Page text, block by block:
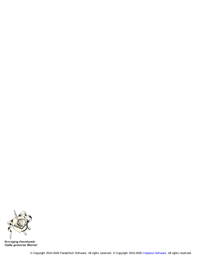
© Copyright 2010-2026 PandaTech Software, All rights reserved. © Copyright 2010-2026 Impeesa Software, All rights reserved.